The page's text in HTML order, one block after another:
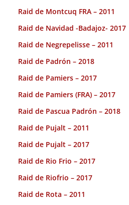
Raid de Montcuq FRA – 2011
Raid de Navidad -Badajoz- 2017
Raid de Negrepelisse – 2011
Raid de Padrón – 2018
Raid de Pamiers – 2017
Raid de Pamiers (FRA) – 2017
Raid de Pascua Padrón – 2018
Raid de Pujalt – 2011
Raid de Pujalt – 2017
Raid de Rio Frio – 2017
Raid de Riofrio – 2017
Raid de Rota – 2011